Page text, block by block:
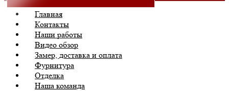
Главная
Контакты
Наши работы
Видео обзор
Замер, доставка и оплата
Фурнитура
Отделка
Наша команда